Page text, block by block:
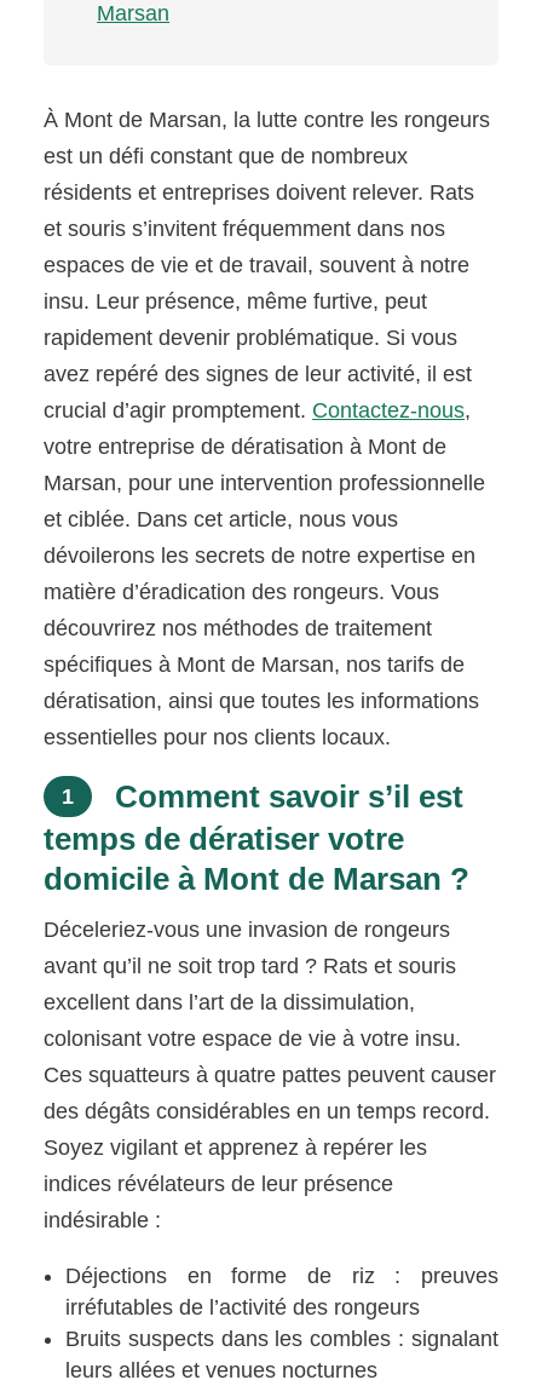
Marsan
À Mont de Marsan, la lutte contre les rongeurs
est un défi constant que de nombreux
résidents et entreprises doivent relever. Rats
et souris s’invitent fréquemment dans nos
espaces de vie et de travail, souvent à notre
insu. Leur présence, même furtive, peut
rapidement devenir problématique. Si vous
avez repéré des signes de leur activité, il est
crucial d’agir promptement. Contactez-nous,
votre entreprise de dératisation à Mont de
Marsan, pour une intervention professionnelle
et ciblée. Dans cet article, nous vous
dévoilerons les secrets de notre expertise en
matière d’éradication des rongeurs. Vous
découvrirez nos méthodes de traitement
spécifiques à Mont de Marsan, nos tarifs de
dératisation, ainsi que toutes les informations
essentielles pour nos clients locaux.
1
Comment savoir s’il est
temps de dératiser votre
domicile à Mont de Marsan ?
Déceleriez-vous une invasion de rongeurs
avant qu’il ne soit trop tard ? Rats et souris
excellent dans l’art de la dissimulation,
colonisant votre espace de vie à votre insu.
Ces squatteurs à quatre pattes peuvent causer
des dégâts considérables en un temps record.
Soyez vigilant et apprenez à repérer les
indices révélateurs de leur présence
indésirable :
Déjections en forme de riz : preuves
irréfutables de l’activité des rongeurs
Bruits suspects dans les combles : signalant
leurs allées et venues nocturnes